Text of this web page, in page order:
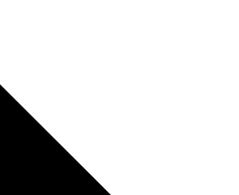
Накладка на столешницу из стали
6 мм с порошковым покрытием
(ширина 1000 мм)